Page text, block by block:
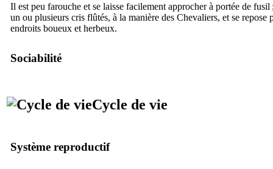
Il est peu farouche et se laisse facilement approcher à portée de
un ou plusieurs cris flûtés, à la manière des Chevaliers, et se repose
endroits boueux et herbeux.
Sociabilité
Cycle de vie
Système reproductif